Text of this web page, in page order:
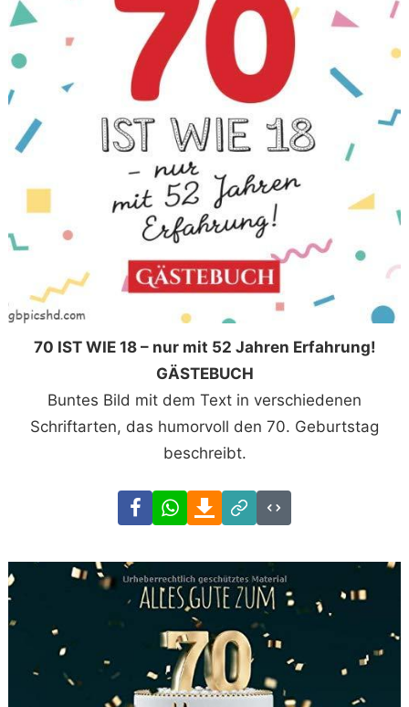
70 IST WIE 18 – nur mit 52 Jahren Erfahrung!
GÄSTEBUCH
Buntes Bild mit dem Text in verschiedenen
Schriftarten, das humorvoll den 70. Geburtstag
beschreibt.
FacebookWhatsAppDownload
Link
Code